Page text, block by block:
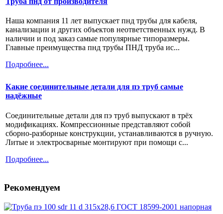
Наша компания 11 лет выпускает пнд трубы для кабеля,
канализации и других объектов неответственных нужд. В
наличии и под заказ самые популярные типоразмеры.
Главные преимущества пнд трубы ПНД труба ис...
Подробнее...
Какие соединительные детали для пэ труб самые
надёжные
Соединительные детали для пэ труб выпускают в трёх
модификациях. Компрессионные представляют собой
сборно-разборные конструкции, устанавливаются в ручную.
Литые и электросварные монтируют при помощи с...
Подробнее...
Рекомендуем